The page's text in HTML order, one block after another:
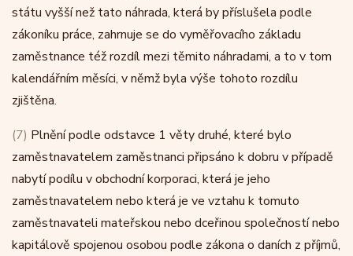
státu vyšší než tato náhrada, která by příslušela podle
zákoníku práce, zahrnuje se do vyměřovacího základu
zaměstnance též rozdíl mezi těmito náhradami, a to v tom
kalendářním měsíci, v němž byla výše tohoto rozdílu
zjištěna.
(7) Plnění podle odstavce 1 věty druhé, které bylo
zaměstnavatelem zaměstnanci připsáno k dobru v případě
nabytí podílu v obchodní korporaci, která je jeho
zaměstnavatelem nebo která je ve vztahu k tomuto
zaměstnavateli mateřskou nebo dceřinou společností nebo
kapitálově spojenou osobou podle zákona o daních z příjmů,